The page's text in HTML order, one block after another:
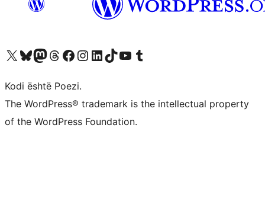
Vizitoni llogarinë tonë X (ish Twitter)
Vizitoni llogarinë tonë Bluesky
Vizitoni llogarinë tonë Mastodon
Vizitoni llogarinë tonë Threads
Vizitoni faqen tonë në Facebook
Vizitoni llogarinë tonë Instagram
Vizitoni llogarinë tonë LinkedIn
Vizitoni llogarinë tonë TikTok
Vizitoni kanalin tonë YouTube
Vizitoni llogarinë tonë Tumblr
Kodi është Poezi.
The WordPress® trademark is the intellectual property
of the WordPress Foundation.